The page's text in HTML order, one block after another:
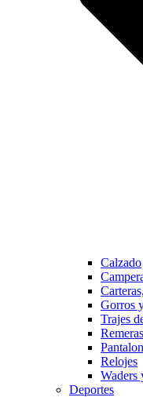
Calzado
Gorros
Trajes
Relojes
Waders
Deportes